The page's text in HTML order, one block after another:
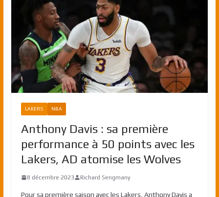
LAKERS NBA
Anthony Davis : sa première
performance à 50 points avec les
Lakers, AD atomise les Wolves
8 décembre 2023 Richard Sengmany
Pour sa première saison avec les Lakers, Anthony Davis a